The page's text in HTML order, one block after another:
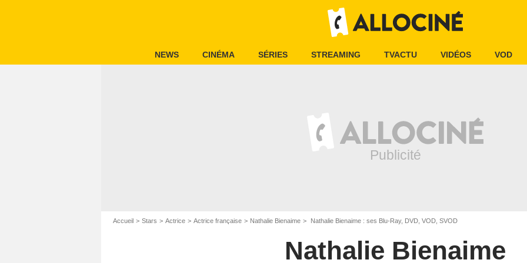
NEWS CINÉMA SÉRIES STREAMING TVACTU VIDÉOS VOD
Accueil Stars Actrice Actrice française Nathalie Bienaime Nathalie Bienaime : ses Blu-Ray, DVD, VOD, SVOD
Nathalie Bienaime